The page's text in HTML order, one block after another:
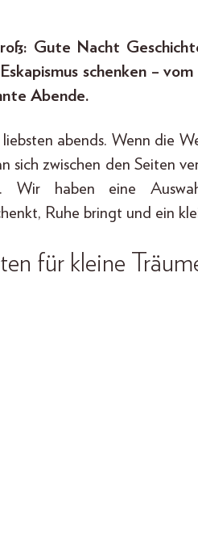
Gute Nacht
schenken –
Abende.
abends. Wenn die
sich zwischen den Seiten
Wir haben eine
Ruhe bringt und ein
für kleine